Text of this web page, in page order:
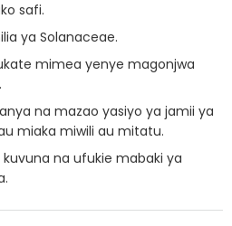
safi.
ya Solanaceae.
mimea yenye magonjwa
na mazao yasiyo ya jamii ya
miaka miwili au mitatu.
na ufukie mabaki ya